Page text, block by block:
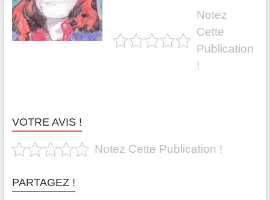
Notez
Cette
Publication
!
VOTRE AVIS !
Notez Cette Publication !
PARTAGEZ !